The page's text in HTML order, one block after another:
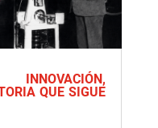
QUE SIGUE